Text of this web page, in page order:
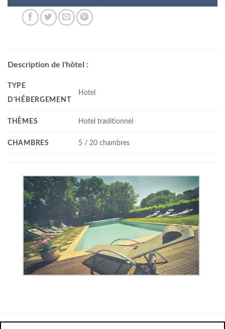
Description de l'hôtel :
TYPE
D'HÉBERGEMENT
Hotel
THÈMES Hotel traditionnel
CHAMBRES 5 / 20 chambres